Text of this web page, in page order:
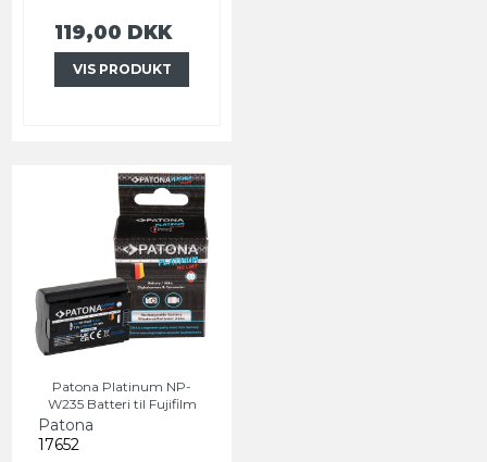
119,00 DKK
VIS PRODUKT
Patona Platinum NP-
W235 Batteri til Fujifilm
Patona
17652